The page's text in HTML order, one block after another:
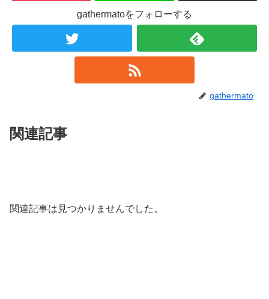
gathermatoをフォローする
gathermato
関連記事
関連記事は見つかりませんでした。